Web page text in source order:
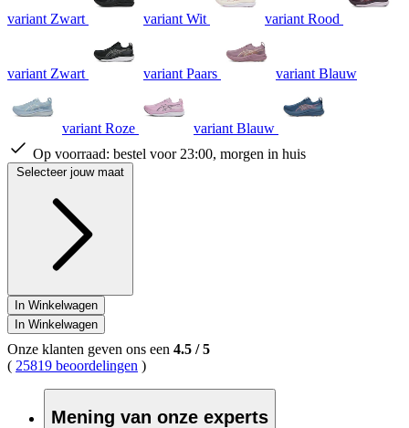
variant Zwart variant Wit variant Rood
variant Zwart variant Paars variant Blauw
variant Roze
variant Blauw
Op voorraad: bestel voor 23:00, morgen in huis
Selecteer jouw maat
In Winkelwagen
In Winkelwagen
Onze klanten geven ons een 4.5 /5
( 25819 beoordelingen )
Mening van onze experts